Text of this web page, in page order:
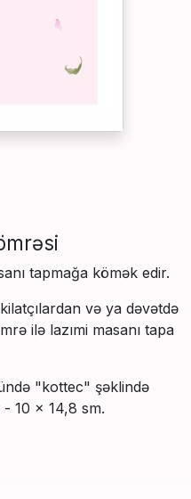
tapmağa kömək edir.
və ya dəvətdə
ilə lazımi masanı tapa
"kottec" şəklində
10 × 14,8 sm.